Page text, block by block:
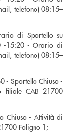
telefono) 08:15–
di Sportello su
-15:20 - Orario di
telefono) 08:15–
- Sportello Chiuso -
filiale CAB 21700
Chiuso - Attività di
Foligno 1;